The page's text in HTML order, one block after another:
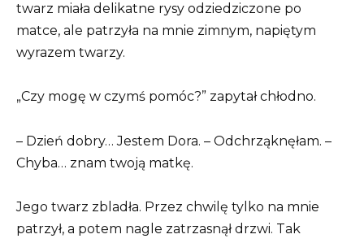
twarz miała delikatne rysy odziedziczone po
matce, ale patrzyła na mnie zimnym, napiętym
wyrazem twarzy.
„Czy mogę w czymś pomóc?” zapytał chłodno.
– Dzień dobry… Jestem Dora. – Odchrząknęłam. –
Chyba… znam twoją matkę.
Jego twarz zbladła. Przez chwilę tylko na mnie
patrzył, a potem nagle zatrzasnął drzwi. Tak